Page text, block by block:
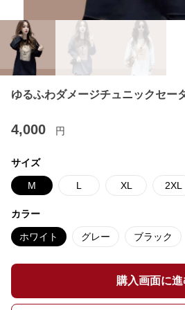
ゆるふわダメージチュニックセー
4,000 円
サイズ
M L XL 2XL
カラー
ホワイト グレー ブラック
購入画面に進